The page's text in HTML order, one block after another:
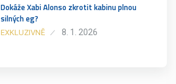
Dokáže Xabi Alonso zkrotit kabinu plnou
silných eg?
EXKLUZIVNĚ 8. 1. 2026